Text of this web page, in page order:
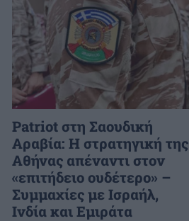
Patriot στη Σαουδική
Αραβία: Η στρατηγική της
Αθήνας απέναντι στον
«επιτήδειο ουδέτερο» –
Συμμαχίες με Ισραήλ,
Ινδία και Εμιράτα